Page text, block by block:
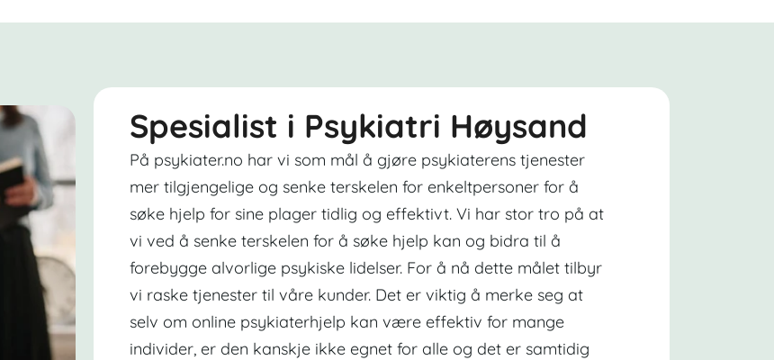
Spesialist i Psykiatri Høysand
På psykiater.no har vi som mål å gjøre psykiaterens tjenester
mer tilgjengelige og senke terskelen for enkeltpersoner for å
søke hjelp for sine plager tidlig og effektivt. Vi har stor tro på at
vi ved å senke terskelen for å søke hjelp kan og bidra til å
forebygge alvorlige psykiske lidelser. For å nå dette målet tilbyr
vi raske tjenester til våre kunder. Det er viktig å merke seg at
selv om online psykiaterhjelp kan være effektiv for mange
individer, er den kanskje ikke egnet for alle og det er samtidig